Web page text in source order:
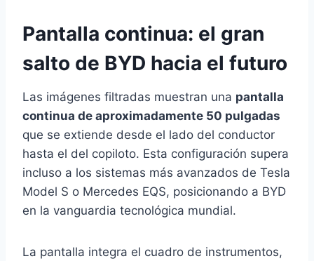
Pantalla continua: el gran
salto de BYD hacia el futuro
Las imágenes filtradas muestran una pantalla
continua de aproximadamente 50 pulgadas
que se extiende desde el lado del conductor
hasta el del copiloto. Esta configuración supera
incluso a los sistemas más avanzados de Tesla
Model S o Mercedes EQS, posicionando a BYD
en la vanguardia tecnológica mundial.
La pantalla integra el cuadro de instrumentos,